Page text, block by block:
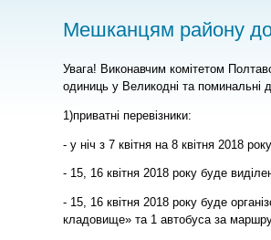
Мешканцям району
Увага! Виконавчим комітетом
одиниць у Великодні та поминальні
1)приватні перевізники:
- у ніч з 7 квітня на 8 квітня 2018
- 15, 16 квітня 2018 року буде
- 15, 16 квітня 2018 року буде
кладовище» та 1 автобуса за